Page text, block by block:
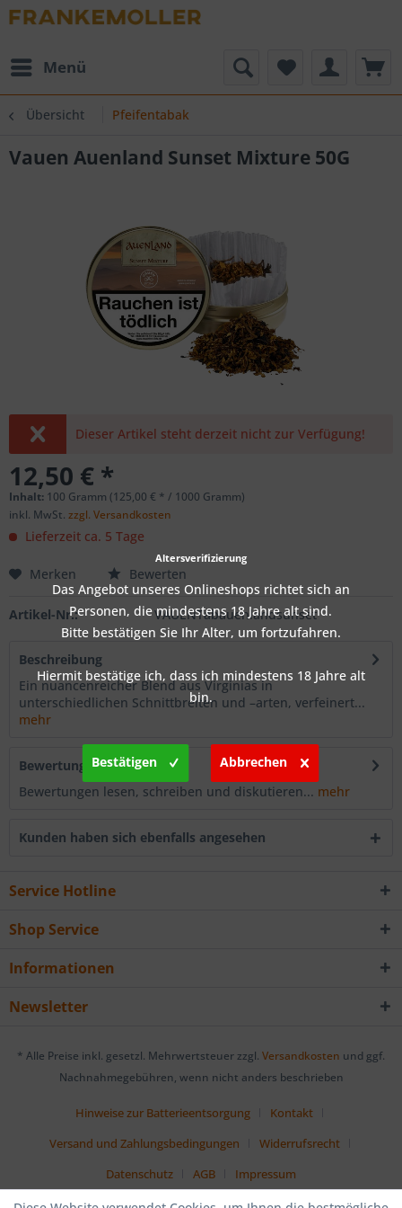
Menü
Übersicht Pfeifentabak
Vauen Auenland Sunset Mixture 50G
Dieser Artikel steht derzeit nicht zur Verfügung!
12,50 € *
Inhalt: 100 Gramm (125,00 € * / 1000 Gramm)
inkl. MwSt. zzgl. Versandkosten
Lieferzeit ca. 5 Tage
Merken Bewerten
Artikel-Nr.: VAUENTabauenlandsunset
Beschreibung
Ein nuancenreicher Blend aus Virginias in
unterschiedlichen Schnittbreiten und –arten, verfeinert...
mehr
Bewertungen
0
Bewertungen lesen, schreiben und diskutieren... mehr
Kunden haben sich ebenfalls angesehen
Service Hotline
Shop Service
Informationen
Newsletter
* Alle Preise inkl. gesetzl. Mehrwertsteuer zzgl. Versandkosten und ggf.
Nachnahmegebühren, wenn nicht anders beschrieben
Hinweise zur Batterieentsorgung
Kontakt
Versand und Zahlungsbedingungen
Widerrufsrecht
Datenschutz
AGB Impressum
Altersverifizierung
Das Angebot unseres Onlineshops richtet sich an
Personen, die mindestens 18 Jahre alt sind.
Bitte bestätigen Sie Ihr Alter, um fortzufahren.
Hiermit bestätige ich, dass ich mindestens 18 Jahre alt
bin.
Bestätigen Abbrechen